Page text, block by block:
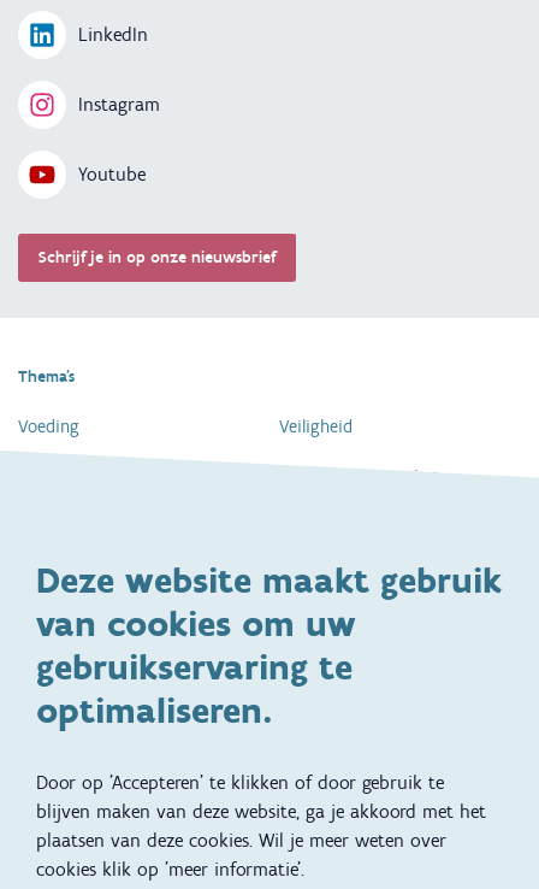
Deze website maakt gebruik
van cookies om uw
gebruikservaring te
optimaliseren.
Door op 'Accepteren' te klikken of door gebruik te
blijven maken van deze website, ga je akkoord met het
plaatsen van deze cookies. Wil je meer weten over
cookies klik op 'meer informatie'.
LinkedIn
Instagram
Youtube
Schrijf je in op onze nieuwsbrief
Thema's
Voeding
Ontwikkeling en gedrag
Specifieke
ondersteuningsbehoefte
Zwangerschap en geboorte
Slapen
Veiligheid
Dagelijkse verzorging
Gezinsleven
Adoptie
Kinderwens
Voet
Kind en Gezin diensten Vertalingen